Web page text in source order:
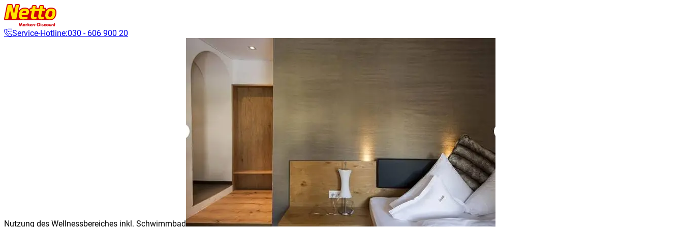
Service-Hotline:030 - 606 900 20
Nutzung des Wellnessbereiches inkl. Schwimmbad